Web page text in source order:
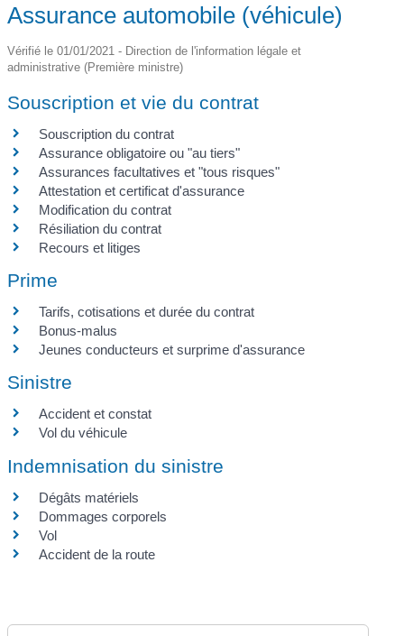
Assurance automobile (véhicule)
Vérifié le 01/01/2021 - Direction de l'information légale et
administrative (Première ministre)
Souscription et vie du contrat
Souscription du contrat
Assurance obligatoire ou "au tiers"
Assurances facultatives et "tous risques"
Attestation et certificat d'assurance
Modification du contrat
Résiliation du contrat
Recours et litiges
Prime
Tarifs, cotisations et durée du contrat
Bonus-malus
Jeunes conducteurs et surprime d'assurance
Sinistre
Accident et constat
Vol du véhicule
Indemnisation du sinistre
Dégâts matériels
Dommages corporels
Vol
Accident de la route